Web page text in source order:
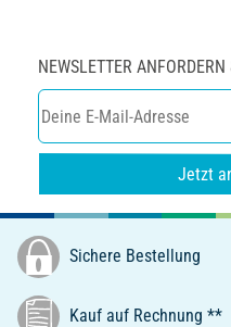
NEWSLETTER
Jetzt
Sichere Bestellung
Kauf auf Rechnung **